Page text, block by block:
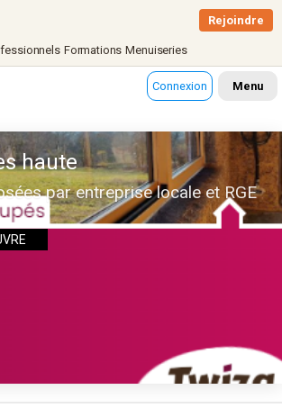
Formations Menuiseries
Rejoindre
Connexion Menu
haute
par entreprise locale et RGE